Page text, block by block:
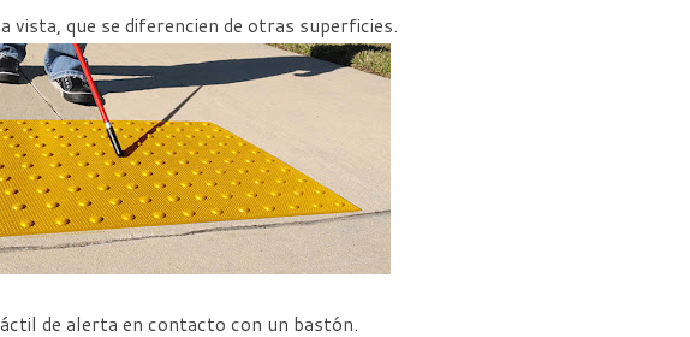
vista, que se diferencien de otras superficies.
de alerta en contacto con un bastón.